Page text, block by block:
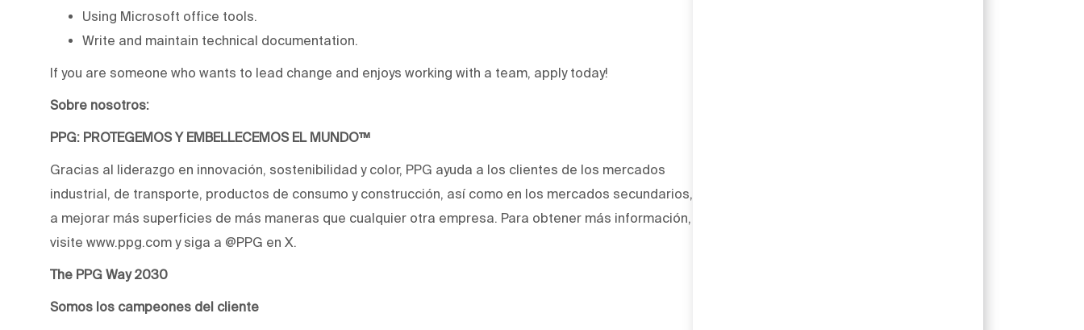
Using Microsoft office tools.
Write and maintain technical documentation.
If you are someone who wants to lead change and enjoys working with a team, apply today!
Sobre nosotros:
PPG: PROTEGEMOS Y EMBELLECEMOS EL MUNDO™
Gracias al liderazgo en innovación, sostenibilidad y color, PPG ayuda a los clientes de los mercados
industrial, de transporte, productos de consumo y construcción, así como en los mercados secundarios,
a mejorar más superficies de más maneras que cualquier otra empresa. Para obtener más información,
visite www.ppg.com y siga a @PPG en X.
The PPG Way 2030
Somos los campeones del cliente